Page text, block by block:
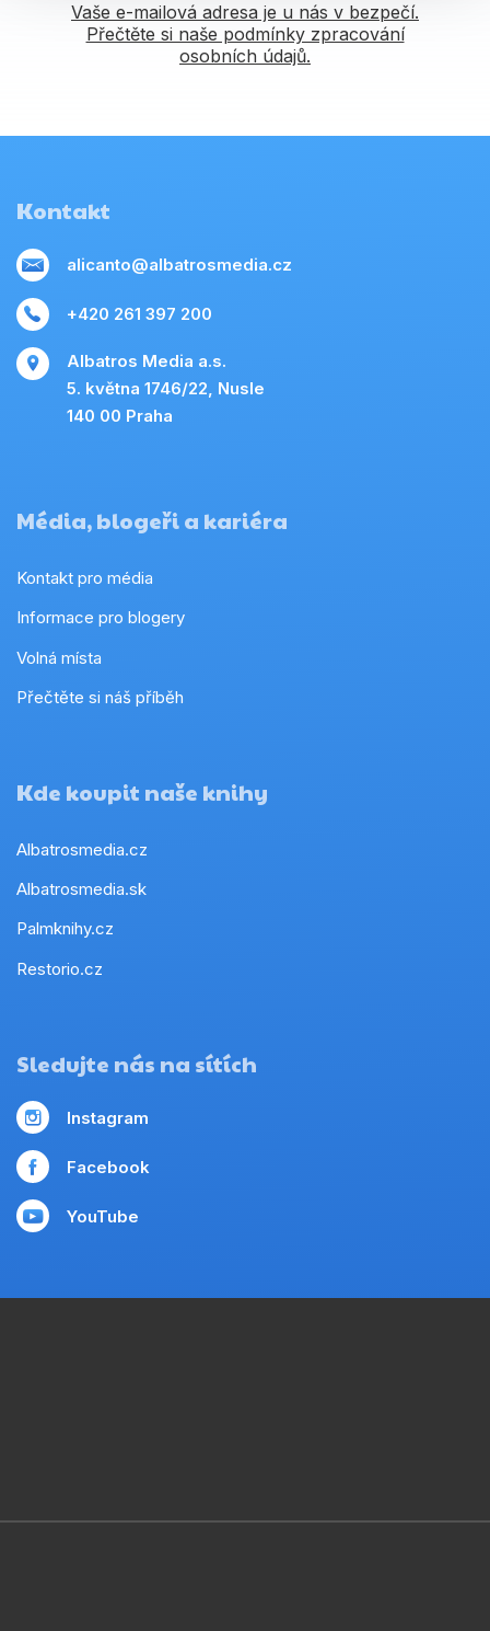
Vaše e-mailová adresa je u nás v bezpečí.
Přečtěte si naše podmínky zpracování
osobních údajů.
Kontakt
alicanto@albatrosmedia.cz
+420 261 397 200
Albatros Media a.s.
5. května 1746/22, Nusle
140 00 Praha
Média, blogeři a kariéra
Kontakt pro média
Informace pro blogery
Volná místa
Přečtěte si náš příběh
Kde koupit naše knihy
Albatrosmedia.cz
Albatrosmedia.sk
Palmknihy.cz
Restorio.cz
Sledujte nás na sítích
Instagram
Facebook
YouTube